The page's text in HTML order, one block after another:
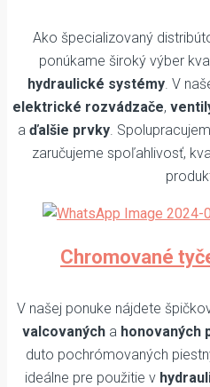
Ako špecializovaný
ponúkame široký výber
hydraulické systémy. V
elektrické rozvádzače,
a ďalšie prvky.
zaručujeme spoľahlivosť,
Chromované
V našej ponuke nájdete
valcovanýcha honovaných
duto pochrómovaných
ideálne pre použitie v